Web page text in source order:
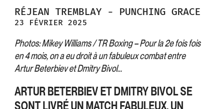
RÉJEAN TREMBLAY - PUNCHING GRACE
23 FÉVRIER 2025
Photos: Mikey Williams / TR Boxing – Pour la 2e fois fois
en 4 mois, on a eu droit à un fabuleux combat entre
Artur Beterbiev et Dmitry Bivol…
ARTUR BETERBIEV ET DMITRY BIVOL SE
SONT LIVRÉ UN MATCH FABULEUX. UN